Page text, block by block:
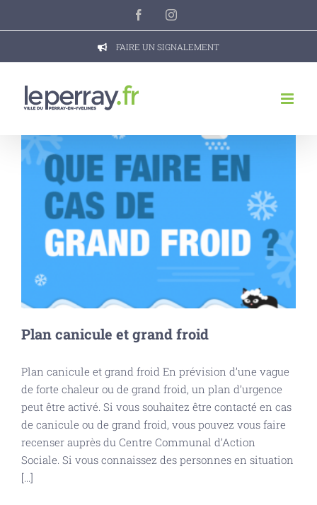
FacebookInstagram
FAIRE UN SIGNALEMENT
Plan canicule et grand froid
Plan canicule et grand froid En prévision d’une vague
de forte chaleur ou de grand froid, un plan d’urgence
peut être activé. Si vous souhaitez être contacté en cas
de canicule ou de grand froid, vous pouvez vous faire
recenser auprès du Centre Communal d’Action
Sociale. Si vous connaissez des personnes en situation
[...]